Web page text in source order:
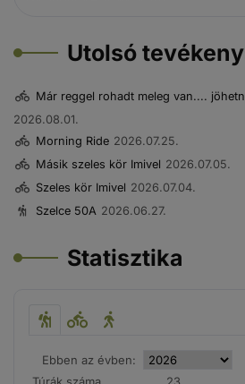
Utolsó
Már reggel rohadt meleg van....
2026.08.01.
Morning Ride 2026.07.25.
Másik szeles kör Imivel 2026.07.05.
Szeles kör Imivel 2026.07.04.
Szelce 50A 2026.06.27.
Statisztika
Ebben az évben: